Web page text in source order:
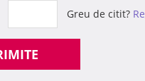
Greu de citit?